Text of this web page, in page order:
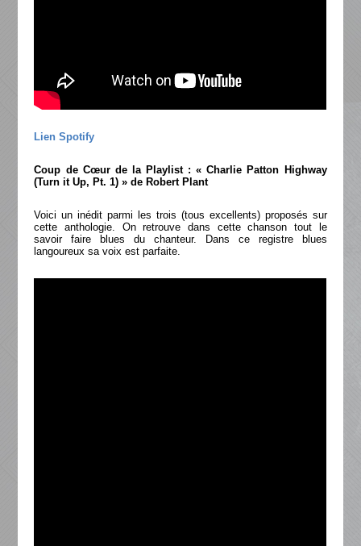
Lien Spotify
Coup de Cœur de la Playlist : « Charlie Patton Highway
(Turn it Up, Pt. 1) » de Robert Plant
Voici un inédit parmi les trois (tous excellents) proposés sur
cette anthologie. On retrouve dans cette chanson tout le
savoir faire blues du chanteur. Dans ce registre blues
langoureux sa voix est parfaite.